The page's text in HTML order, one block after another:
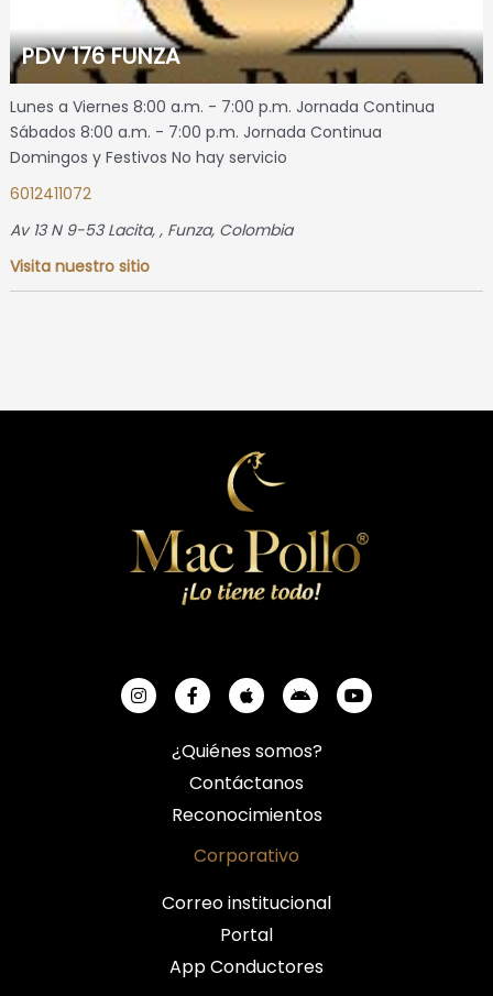
PDV 176 FUNZA
Lunes a Viernes 8:00 a.m. - 7:00 p.m. Jornada Continua
Sábados 8:00 a.m. - 7:00 p.m. Jornada Continua
Domingos y Festivos No hay servicio
6012411072
Av 13 N 9-53 Lacita, , Funza, Colombia
Visita nuestro sitio
¿Quiénes somos?
Contáctanos
Reconocimientos
Corporativo
Correo institucional
Portal
App Conductores